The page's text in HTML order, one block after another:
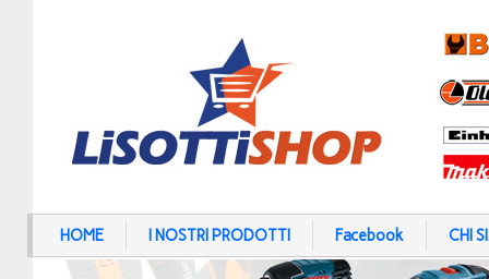
HOME I NOSTRI PRODOTTI Facebook CHI